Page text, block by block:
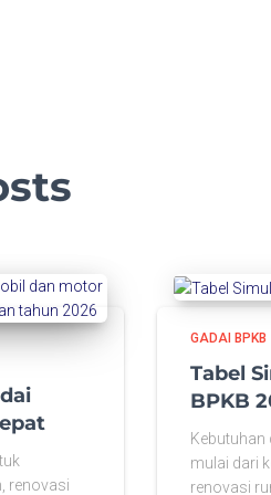
renovasi
GADAI BPKB
Tabel
BPKB
Kebutuhan
mulai dari
renovasi